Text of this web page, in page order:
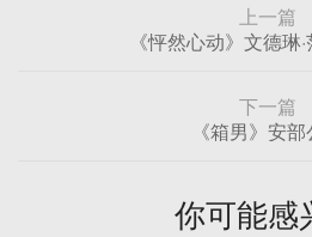
上一篇
《怦然心动》文德琳
下一篇
《箱男》安
你可能感